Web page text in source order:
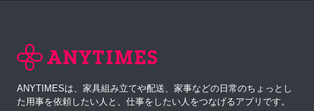
ANYTIMESは、家具組み立てや配送、家事などの日常のちょっとし
た用事を依頼したい人と、仕事をしたい人をつなげるアプリです。